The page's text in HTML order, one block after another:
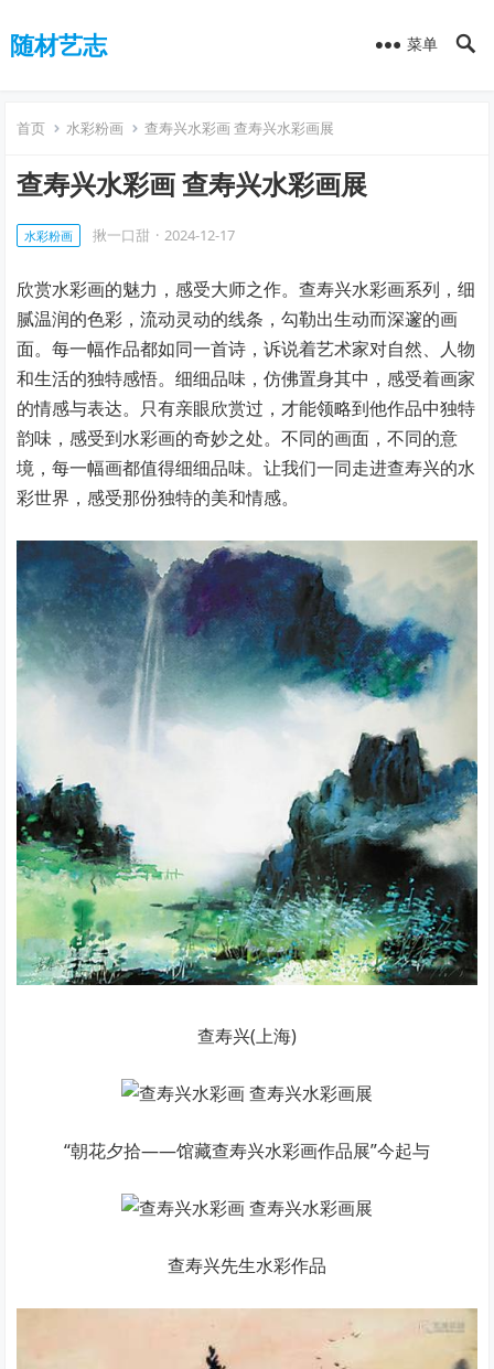
随材艺志 菜单
首页 水彩粉画 查寿兴水彩画 查寿兴水彩画展
查寿兴水彩画 查寿兴水彩画展
水彩粉画 揪一口甜 · 2024-12-17
欣赏水彩画的魅力，感受大师之作。查寿兴水彩画系列，细
腻温润的色彩，流动灵动的线条，勾勒出生动而深邃的画
面。每一幅作品都如同一首诗，诉说着艺术家对自然、人物
和生活的独特感悟。细细品味，仿佛置身其中，感受着画家
的情感与表达。只有亲眼欣赏过，才能领略到他作品中独特
韵味，感受到水彩画的奇妙之处。不同的画面，不同的意
境，每一幅画都值得细细品味。让我们一同走进查寿兴的水
彩世界，感受那份独特的美和情感。
查寿兴(上海)
“朝花夕拾——馆藏查寿兴水彩画作品展”今起与
查寿兴先生水彩作品